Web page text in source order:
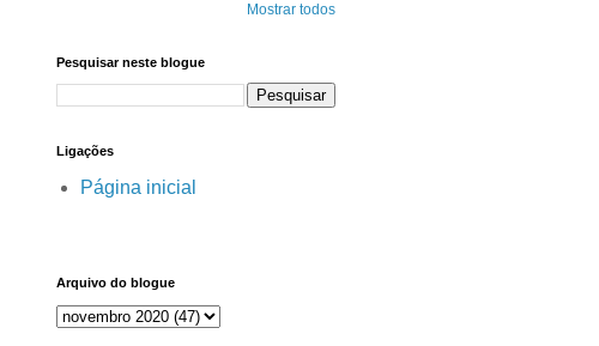
Mostrar todos
Pesquisar neste blogue
Ligações
Página inicial
Arquivo do blogue